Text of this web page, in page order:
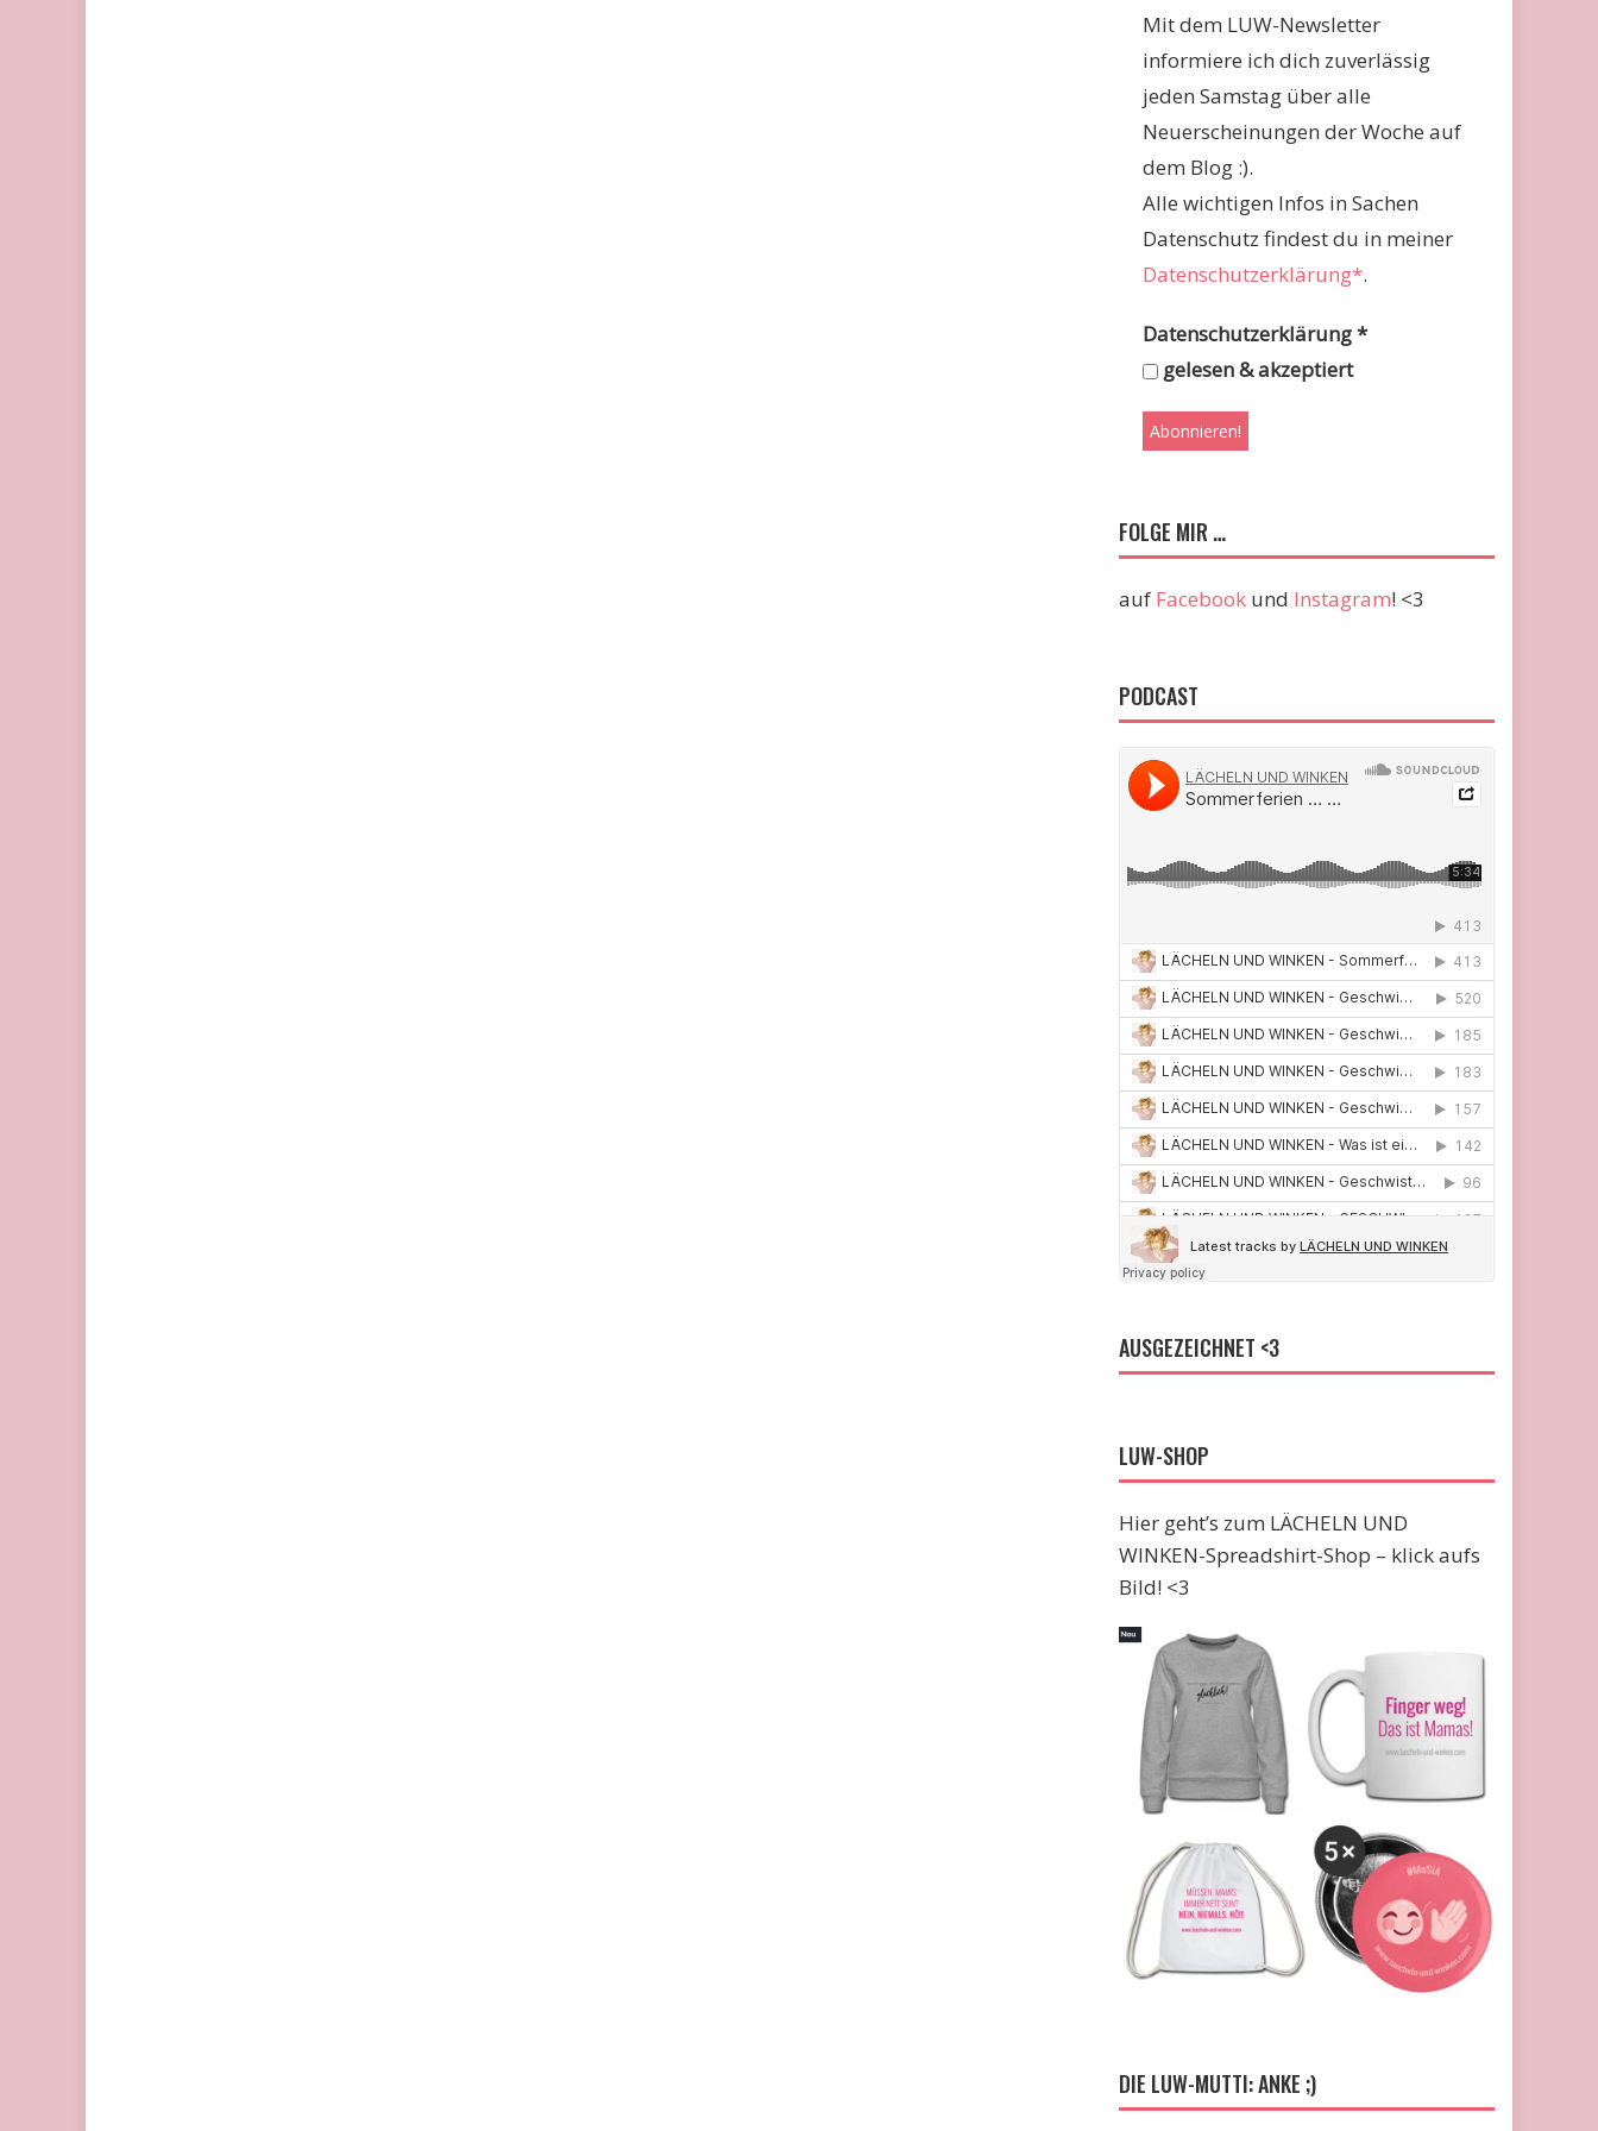
Mit dem LUW-Newsletter
informiere ich dich zuverlässig
jeden Samstag über alle
Neuerscheinungen der Woche auf
dem Blog :).
Alle wichtigen Infos in Sachen
Datenschutz findest du in meiner
Datenschutzerklärung*.
Datenschutzerklärung*
gelesen & akzeptiert
FOLGE MIR …
auf Facebook und Instagram! <3
PODCAST
AUSGEZEICHNET <3
LUW-SHOP
Hier geht’s zum LÄCHELN UND
WINKEN-Spreadshirt-Shop – klick aufs
Bild! <3
DIE LUW-MUTTI: ANKE ;)